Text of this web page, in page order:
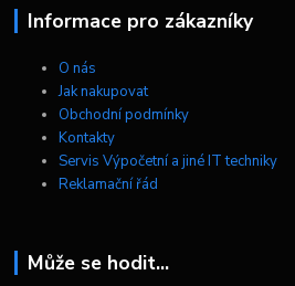
Informace pro zákazníky
O nás
Jak nakupovat
Obchodní podmínky
Kontakty
Servis Výpočetní a jiné IT techniky
Reklamační řád
Může se hodit...